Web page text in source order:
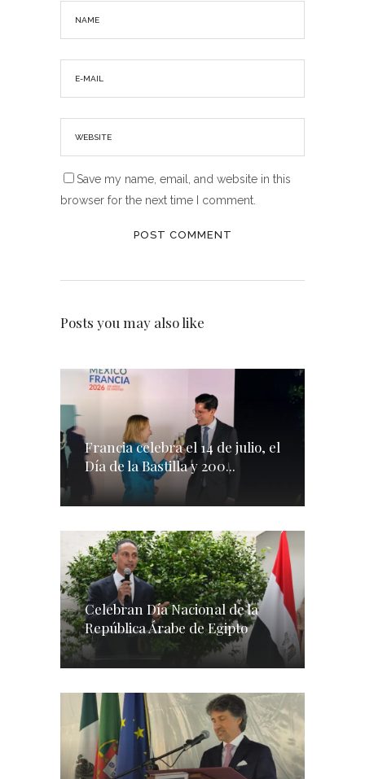
Save my name, email, and website in this
browser for the next time I comment.
Posts you may also like
Francia celebra el 14 de julio, el
Día de la Bastilla y 200...
Celebran Día Nacional de la
República Árabe de Egipto